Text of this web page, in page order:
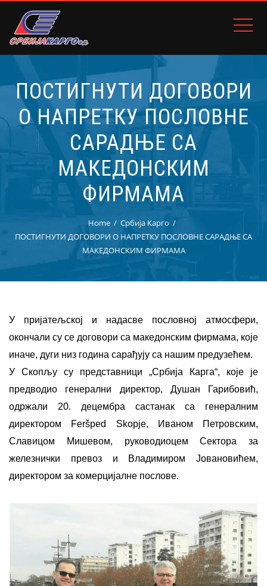
ПОСТИГНУТИ ДОГОВОРИ
О НАПРЕТКУ ПОСЛОВНЕ
САРАДЊЕ СА
МАКЕДОНСКИМ
ФИРМАМА
Home
Србија Карго
ПОСТИГНУТИ ДОГОВОРИ О НАПРЕТКУ ПОСЛОВНЕ САРАДЊЕ СА
МАКЕДОНСКИМ ФИРМАМА
У пријатељској и надасве пословној атмосфери,
окончали су се договори са македонским фирмама, које
иначе, дуги низ година сарађују са нашим предузећем.
У Скопљу су представници „Србија Карга“, које је
предводио генерални директор, Душан Гарибовић,
одржали 20. децембра састанак са генералним
директором Feršped Skopje, Иваном Петровским,
Славицом Мишевом, руководиоцем Сектора за
железнички превоз и Владимиром Јовановићем,
директором за комерцијалне послове.